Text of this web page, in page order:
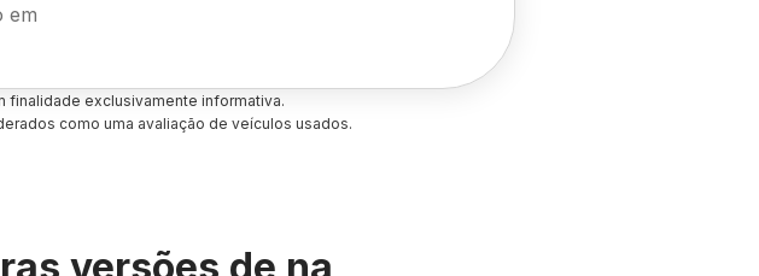
em
finalidade exclusivamente informativa.
como uma avaliação de veículos usados.